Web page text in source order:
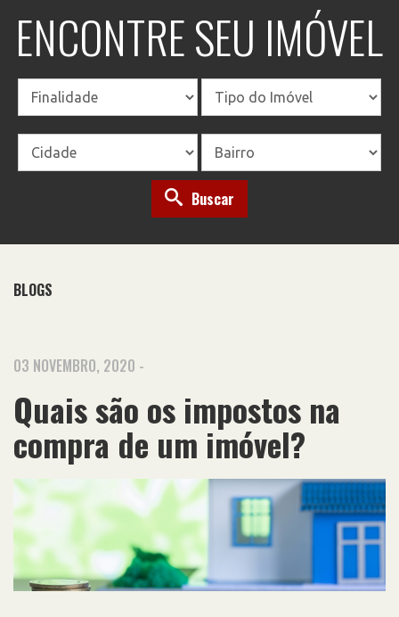
ENCONTRE SEU IMÓVEL
Buscar
BLOGS
03 NOVEMBRO, 2020 -
Quais são os impostos na
compra de um imóvel?